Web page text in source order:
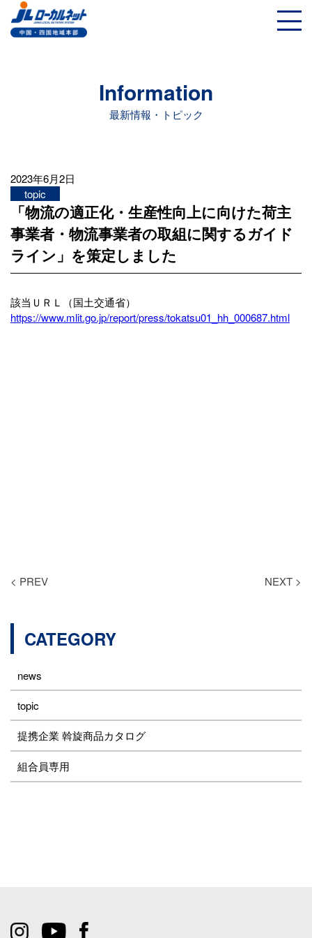
Information
最新情報・トピック
2023年6月2日
topic
「物流の適正化・生産性向上に向けた荷主
事業者・物流事業者の取組に関するガイド
ライン」を策定しました
該当ＵＲＬ（国土交通省）
https://www.mlit.go.jp/report/press/tokatsu01_hh_000687.html
< PREV NEXT >
CATEGORY
news
topic
提携企業 斡旋商品カタログ
組合員専用